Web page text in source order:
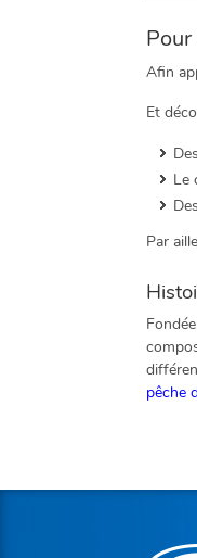
Afin
Et
Le
Par
pêche